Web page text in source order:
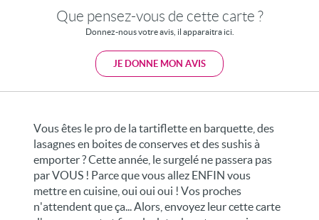
Que pensez-vous de cette carte ?
Donnez-nous votre avis, il apparaitra ici.
JE DONNE MON AVIS
Vous êtes le pro de la tartiflette en barquette, des
lasagnes en boites de conserves et des sushis à
emporter ? Cette année, le surgelé ne passera pas
par VOUS ! Parce que vous allez ENFIN vous
mettre en cuisine, oui oui oui ! Vos proches
n'attendent que ça... Alors, envoyez leur cette carte